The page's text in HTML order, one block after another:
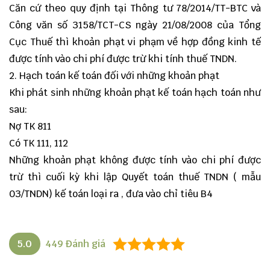
Căn cứ theo quy định tại Thông tư 78/2014/TT-BTC và
Công văn số 3158/TCT-CS ngày 21/08/2008 của Tổng
Cục Thuế thì khoản phạt vi phạm về hợp đồng kinh tế
được tính vào chi phí được trừ khi tính thuế TNDN.
2. Hạch toán kế toán đối với những khoản phạt
Khi phát sinh những khoản phạt kế toán hạch toán như
sau:
Nợ TK 811
Có TK 111, 112
Những khoản phạt không được tính vào chi phí được
trừ thì cuối kỳ khi lập Quyết toán thuế TNDN ( mẫu
03/TNDN) kế toán loại ra , đưa vào chỉ tiêu B4
5.0 449 Đánh giá